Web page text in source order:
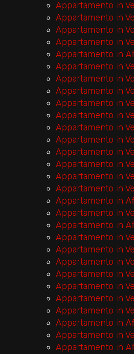
Appartamento in
Appartamento in
Appartamento in
Appartamento in
Appartamento in
Appartamento in
Appartamento in
Appartamento in
Appartamento in
Appartamento in
Appartamento in
Appartamento in
Appartamento in
Appartamento in
Appartamento in
Appartamento in
Appartamento in
Appartamento in
Appartamento in
Appartamento in
Appartamento in
Appartamento in
Appartamento in
Appartamento in
Appartamento in
Appartamento in
Appartamento in
Appartamento in
Appartamento in